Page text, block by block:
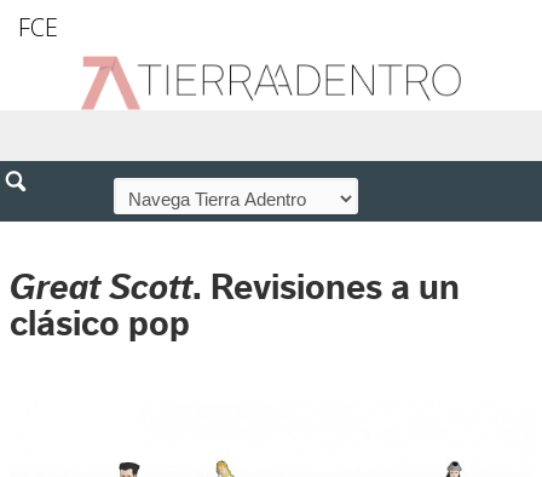
FCE
Great Scott. Revisiones a un
clásico pop